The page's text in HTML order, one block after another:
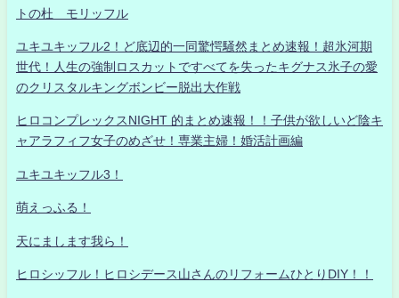
トの杜 モリッフル
ユキユキッフル2！ど底辺的一同驚愕騒然まとめ速報！超氷河期
世代！人生の強制ロスカットですべてを失ったキグナス氷子の愛
のクリスタルキングボンビー脱出大作戦
ヒロコンプレックスNIGHT 的まとめ速報！！子供が欲しいど陰キ
ャアラフィフ女子のめざせ！専業主婦！婚活計画編
ユキユキッフル3！
萌えっふる！
天にまします我ら！
ヒロシッフル！ヒロシデース山さんのリフォームひとりDIY！！